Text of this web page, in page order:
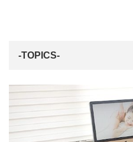
-TOPICS-